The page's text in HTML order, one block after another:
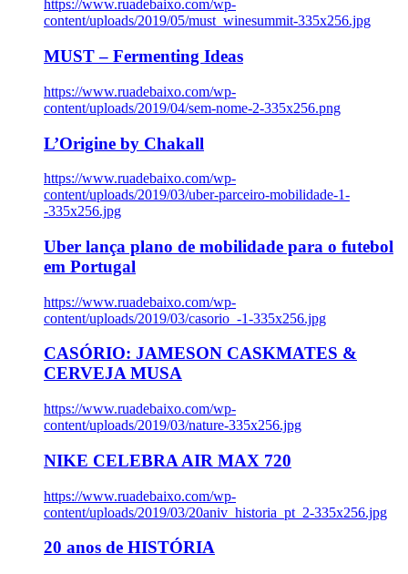
https://www.ruadebaixo.com/wp-
content/uploads/2019/05/must_winesummit-335x256.jpg
MUST – Fermenting Ideas
https://www.ruadebaixo.com/wp-
content/uploads/2019/04/sem-nome-2-335x256.png
L’Origine by Chakall
https://www.ruadebaixo.com/wp-
content/uploads/2019/03/uber-parceiro-mobilidade-1-
-335x256.jpg
Uber lança plano de mobilidade para o futebol
em Portugal
https://www.ruadebaixo.com/wp-
content/uploads/2019/03/casorio_-1-335x256.jpg
CASÓRIO: JAMESON CASKMATES &
CERVEJA MUSA
https://www.ruadebaixo.com/wp-
content/uploads/2019/03/nature-335x256.jpg
NIKE CELEBRA AIR MAX 720
https://www.ruadebaixo.com/wp-
content/uploads/2019/03/20aniv_historia_pt_2-335x256.jpg
20 anos de HISTÓRIA